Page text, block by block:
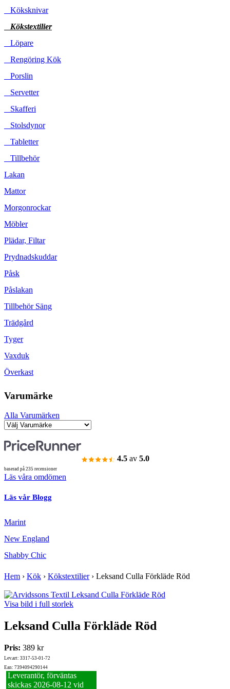
Köksknivar
Kökstextilier
Löpare
Rengöring Kök
Porslin
Servetter
Skafferi
Stolsdynor
Tabletter
Tillbehör
Lakan
Mattor
Morgonrockar
Möbler
Plädar, Filtar
Prydnadskuddar
Påsk
Påslakan
Tillbehör Säng
Trädgård
Tyger
Vaxduk
Överkast
Varumärke
Alla Varumärken
4.5 av 5.0
baserad på 235 recensioner
Läs våra omdömen
Läs vår Blogg
Marint
New England
Shabby Chic
Hem › Kök › Kökstextilier› Leksand Culla Förkläde Röd
Visa bild i full storlek
Leksand Culla Förkläde Röd
Pris: 389 kr
Lev.art: 3317-53-01-72
Ean: 7394094290144
Leverantör, förväntas
skickas 2026‑08‑12 vid